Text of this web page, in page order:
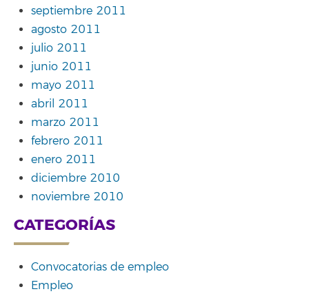
septiembre 2011
agosto 2011
julio 2011
junio 2011
mayo 2011
abril 2011
marzo 2011
febrero 2011
enero 2011
diciembre 2010
noviembre 2010
CATEGORÍAS
Convocatorias de empleo
Empleo